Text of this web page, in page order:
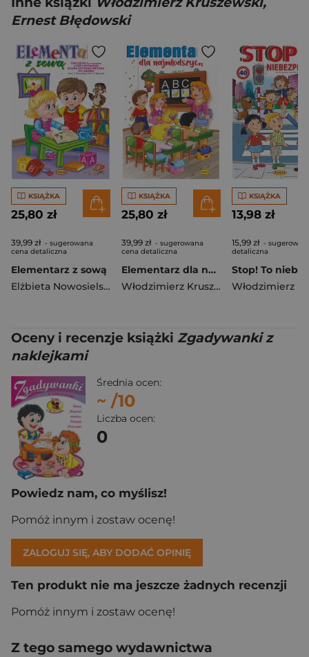
Ernest Błędowski
KSIĄŻKA
25,80 zł
39,99 zł - sugerowana
cena detaliczna
Elementarz z sową
Elżbieta Nowosielska
Ernest Błędowski
KSIĄŻKA
25,80 zł
39,99 zł - sugerowana
cena detaliczna
Elementarz dla najmłodszych
Włodzimierz Kruszewski
,Piotr Fic,
KSIĄŻKA
13,98 zł
15,99 zł -
detaliczna
Oceny i recenzje książki Zgadywanki z
naklejkami
Średnia ocen:
~ /10
Liczba ocen:
0
Powiedz nam, co myślisz!
Pomóż innym i zostaw ocenę!
ZALOGUJ SIĘ, ABY DODAĆ OPINIĘ
Ten produkt nie ma jeszcze żadnych recenzji
Pomóż innym i zostaw ocenę!
Z tego samego wydawnictwa